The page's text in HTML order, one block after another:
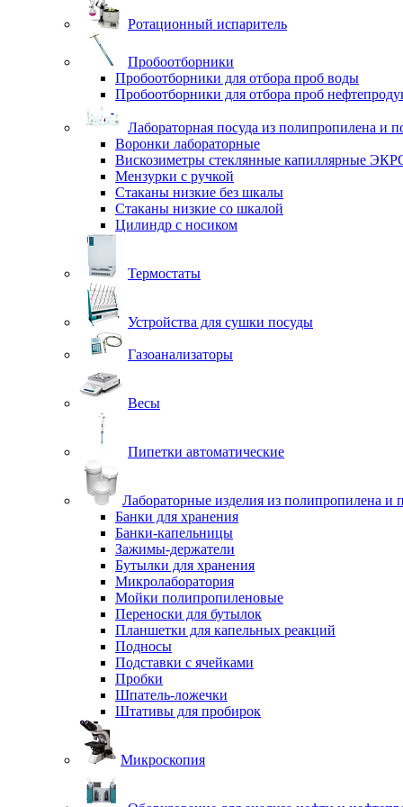
Ротационный испаритель
Пробоотборники
Пробоотборники для отбора проб воды
Пробоотборники для отбора проб
Лабораторная посуда из полипропилена и
Воронки лабораторные
Вискозиметры стеклянные капиллярные
Мензурки с ручкой
Стаканы низкие без шкалы
Стаканы низкие со шкалой
Цилиндр с носиком
Термостаты
Устройства для сушки посуды
Газоанализаторы
Весы
Пипетки автоматические
Лабораторные изделия из полипропилена и
Банки для хранения
Банки-капельницы
Зажимы-держатели
Бутылки для хранения
Микролаборатория
Мойки полипропиленовые
Переноски для бутылок
Планшетки для капельных реакций
Подносы
Подставки с ячейками
Пробки
Шпатель-ложечки
Штативы для пробирок
Микроскопия